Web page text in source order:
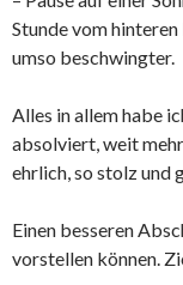
Stunde vom hinteren
umso beschwingter.
Alles in allem habe
absolviert, weit
ehrlich, so stolz und
Einen besseren
vorstellen können.